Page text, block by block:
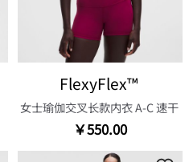
FlexyFlex™
女士瑜伽交叉长款内衣 A-C 速干
￥550.00